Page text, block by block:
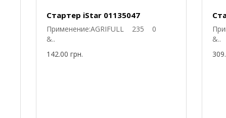
Стартер iStar 01135047
Применение:AGRIFULL 235 0
&..
142.00 грн.
&..